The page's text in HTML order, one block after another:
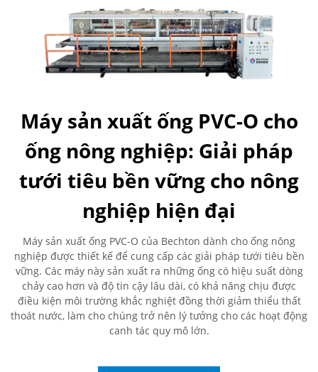
Máy sản xuất ống PVC-O cho
ống nông nghiệp: Giải pháp
tưới tiêu bền vững cho nông
nghiệp hiện đại
Máy sản xuất ống PVC-O của Bechton dành cho ống nông
nghiệp được thiết kế để cung cấp các giải pháp tưới tiêu bền
vững. Các máy này sản xuất ra những ống có hiệu suất dòng
chảy cao hơn và độ tin cậy lâu dài, có khả năng chịu được
điều kiện môi trường khắc nghiệt đồng thời giảm thiểu thất
thoát nước, làm cho chúng trở nên lý tưởng cho các hoạt động
canh tác quy mô lớn.